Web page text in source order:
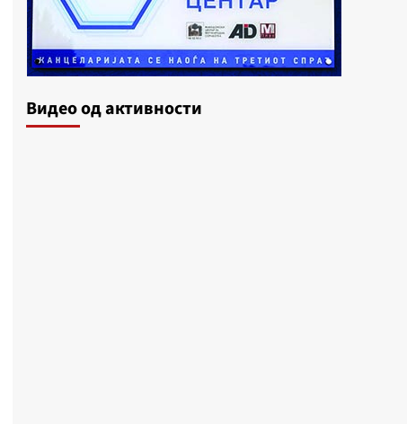
Видеo од активности